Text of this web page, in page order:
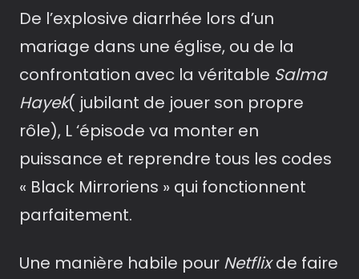
De l’explosive diarrhée lors d’un
mariage dans une église, ou de la
confrontation avec la véritable Salma
Hayek( jubilant de jouer son propre
rôle), L ‘épisode va monter en
puissance et reprendre tous les codes
« Black Mirroriens » qui fonctionnent
parfaitement.
Une manière habile pour Netflixde faire